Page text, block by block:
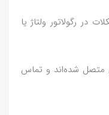
در رگولاتور ولتاژ یا
متصل شده‌اند و تماس